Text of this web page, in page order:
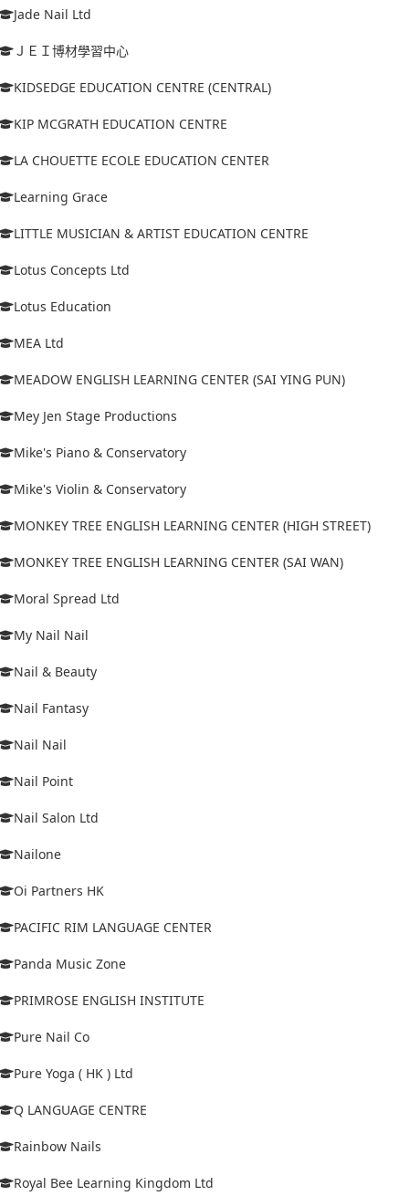
Jade Nail Ltd
ＪＥＩ博材學習中心
KIDSEDGE EDUCATION CENTRE (CENTRAL)
KIP MCGRATH EDUCATION CENTRE
LA CHOUETTE ECOLE EDUCATION CENTER
Learning Grace
LITTLE MUSICIAN & ARTIST EDUCATION CENTRE
Lotus Concepts Ltd
Lotus Education
MEA Ltd
MEADOW ENGLISH LEARNING CENTER (SAI YING PUN)
Mey Jen Stage Productions
Mike's Piano & Conservatory
Mike's Violin & Conservatory
MONKEY TREE ENGLISH LEARNING CENTER (HIGH STREET)
MONKEY TREE ENGLISH LEARNING CENTER (SAI WAN)
Moral Spread Ltd
My Nail Nail
Nail & Beauty
Nail Fantasy
Nail Nail
Nail Point
Nail Salon Ltd
Nailone
Oi Partners HK
PACIFIC RIM LANGUAGE CENTER
Panda Music Zone
PRIMROSE ENGLISH INSTITUTE
Pure Nail Co
Pure Yoga ( HK ) Ltd
Q LANGUAGE CENTRE
Rainbow Nails
Royal Bee Learning Kingdom Ltd